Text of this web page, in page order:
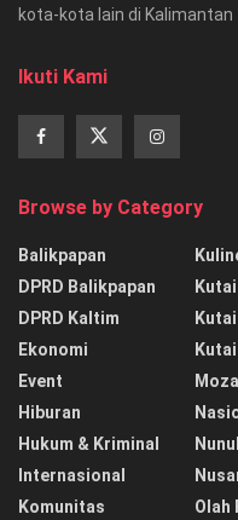
kota-kota lain di
Ikuti Kami
Browse by Category
Balikpapan
DPRD Balikpapan
DPRD Kaltim
Ekonomi
Event
Hiburan
Hukum & Kriminal
Internasional
Komunitas
Olah